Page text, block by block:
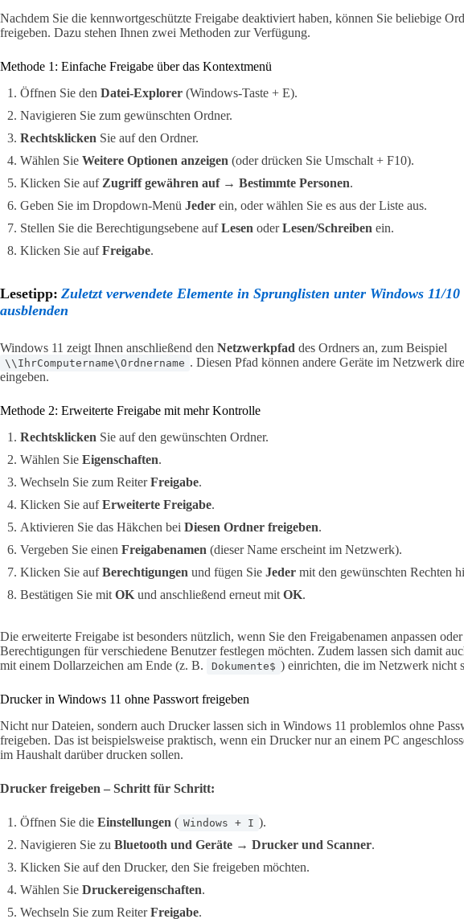
Nachdem Sie die kennwortgeschützte Freigabe deaktiviert haben, können Sie beliebige
freigeben. Dazu stehen Ihnen zwei Methoden zur Verfügung.
Methode 1: Einfache Freigabe über das Kontextmenü
Öffnen Sie den Datei-Explorer (Windows-Taste + E).
Navigieren Sie zum gewünschten Ordner.
Rechtsklicken Sie auf den Ordner.
Wählen Sie Weitere Optionen anzeigen (oder drücken Sie Umschalt + F10).
Klicken Sie auf Zugriff gewähren auf→ Bestimmte Personen.
Geben Sie im Dropdown-Menü Jeder ein, oder wählen Sie es aus der Liste aus.
Stellen Sie die Berechtigungsebene aufLesen oderLesen/Schreiben ein.
Klicken Sie aufFreigabe.
Lesetipp: Zuletzt verwendete Elemente in Sprunglisten unter Windows 11/
ausblenden
Windows 11 zeigt Ihnen anschließend den Netzwerkpfad des Ordners an, zum Beispiel
\\IhrComputername\Ordnername . Diesen Pfad können andere Geräte im Netzwerk
eingeben.
Methode 2: Erweiterte Freigabe mit mehr Kontrolle
Rechtsklicken Sie auf den gewünschten Ordner.
Wählen Sie Eigenschaften.
Wechseln Sie zum ReiterFreigabe.
Klicken Sie aufErweiterte Freigabe.
Aktivieren Sie das Häkchen bei Diesen Ordner freigeben.
Vergeben Sie einen Freigabenamen (dieser Name erscheint im Netzwerk).
Klicken Sie aufBerechtigungen und fügen Sie Jeder mit den gewünschten Rechten
Bestätigen Sie mit OK und anschließend erneut mit OK.
Die erweiterte Freigabe ist besonders nützlich, wenn Sie den Freigabenamen anpassen
Berechtigungen für verschiedene Benutzer festlegen möchten. Zudem lassen sich damit
mit einem Dollarzeichen am Ende (z. B.
Dokumente$ ) einrichten, die im Netzwerk nicht
Drucker in Windows 11 ohne Passwort freigeben
Nicht nur Dateien, sondern auch Drucker lassen sich in Windows 11 problemlos ohne
freigeben. Das ist beispielsweise praktisch, wenn ein Drucker nur an einem PC
im Haushalt darüber drucken sollen.
Drucker freigeben – Schritt für Schritt:
Öffnen Sie die Einstellungen ( Windows + I ).
Navigieren Sie zu Bluetooth und Geräte → Drucker und Scanner.
Klicken Sie auf den Drucker, den Sie freigeben möchten.
Wählen Sie Druckereigenschaften.
Wechseln Sie zum ReiterFreigabe.